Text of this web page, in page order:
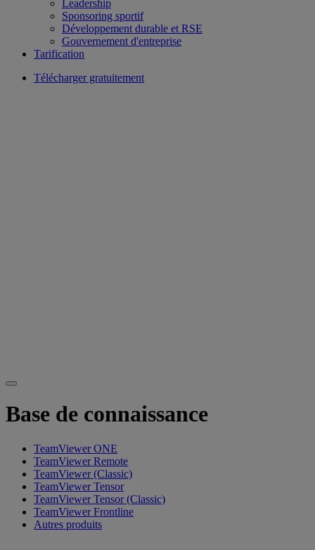
Leadership
Sponsoring sportif
Développement durable et RSE
Gouvernement d'entreprise
Tarification
Télécharger gratuitement
Base de connaissance
TeamViewer ONE
TeamViewer Remote
TeamViewer (Classic)
TeamViewer Tensor
TeamViewer Tensor (Classic)
TeamViewer Frontline
Autres produits